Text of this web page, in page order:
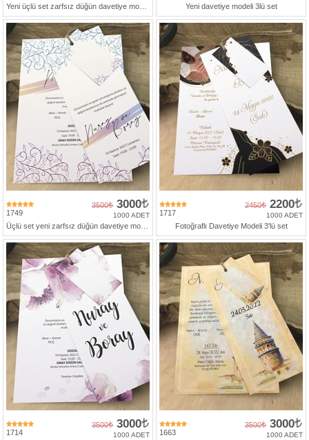
Yeni davetiye modeli 3lü set
1749
3500 3000
1000 ADET 1717
2450 2200
1000 ADET
Fotoğraflı Davetiye Modeli 3'lü set
1714
3500 3000
1000 ADET 1663
3500 3000
1000 ADET